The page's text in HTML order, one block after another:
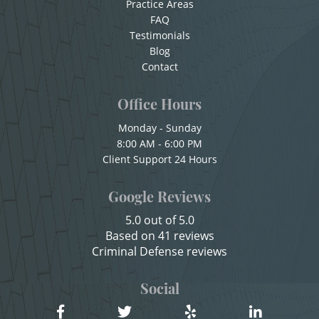
Sexual Battery
Statutory Rape
Burglary
Burglary of a Safe or Vault
Grand Theft Auto
Petty Theft
Receiving Stolen Property
Cuarta Ofensa De DUI
Child Endangerment
Child Pornography
Credit Card Fraud
Criminal Threats
Damaging Phone, Electrical Or Utility Lines
Practice Areas
FAQ
Testimonials
Blog
Contact
Office Hours
Monday - Sunday
8:00 AM - 6:00 PM
Client Support 24 Hours
Google Reviews
5.0 out of 5.0
Based on 41 reviews
Criminal Defense reviews
Social